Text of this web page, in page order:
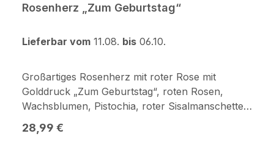
Rosenherz „Zum Geburtstag“
Lieferbar vom 11.08. bis 06.10.
Großartiges Rosenherz mit roter Rose mit
Golddruck „Zum Geburtstag“, roten Rosen,
Wachsblumen, Pistochia, roter Sisalmanschette
Dich zusammengestellt, mit Pflegetipps,
Regulärer Preis:
28,99 €